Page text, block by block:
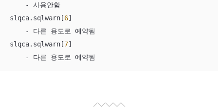
    - 사용안함
slqca.sqlwarn[6]
    - 다른 용도로 예약됨
slqca.sqlwarn[7]
    - 다른 용도로 예약됨